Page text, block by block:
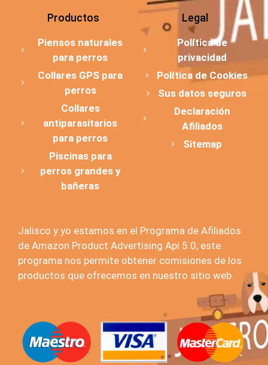
Productos
Piensos naturales
para perros
Collares GPS para
perros
Collares
antiparasitarios
para perros
Piscinas para
perros grandes y
bañeras
Legal
Política de
privacidad
Política de Cookies
Sus datos seguros
Declaración
Afiliados
Sitemap
Jalisco y yo estamos en el Programa de Afiliados
de Amazon Product Advertising Api 5.0, este
programa nos permite obtener comisiones de los
productos que ofrecemos en nuestro sitio web.